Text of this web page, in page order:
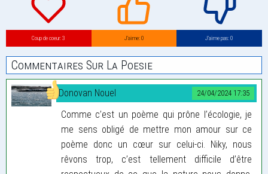
Coup de coeur: 3 J’aime: 0 J’aime pas: 0
Commentaires Sur La Poesie
24/04/2024 17:35
Donovan Nouel
Comme c’est un poème qui prône l’écologie, je
me sens obligé de mettre mon amour sur ce
poème donc un cœur sur celui-ci. Niky, nous
rêvons trop, c’est tellement difficile d’être